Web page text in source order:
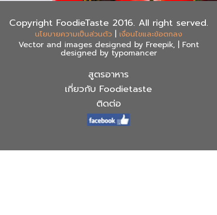
Copyright FoodieTaste 2016. All right served.
นโยบายความเป็นส่วนตัว | เงื่อนไขและข้อตกลง
Vector and images designed by Freepik, | Font
designed by typomancer
สูตรอาหาร
เกี่ยวกับ Foodietaste
ติดต่อ